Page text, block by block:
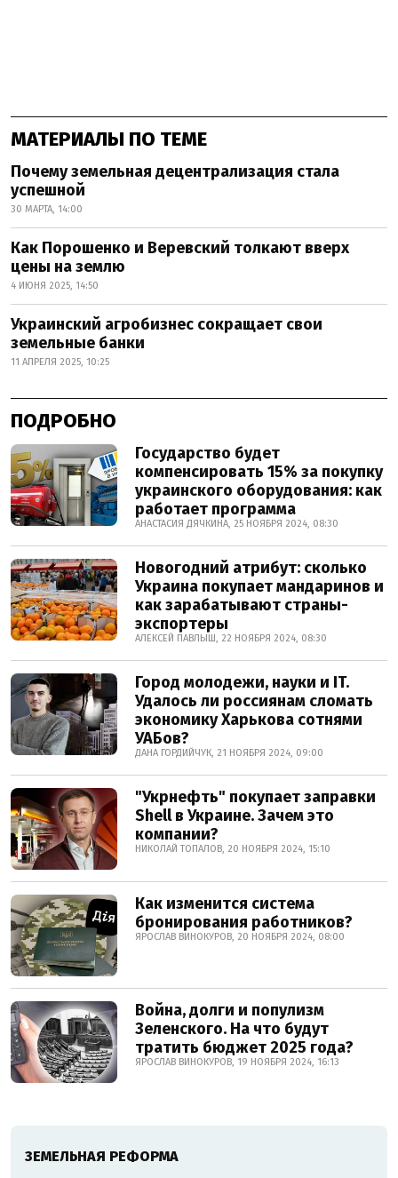
МАТЕРИАЛЫ ПО ТЕМЕ
Почему земельная децентрализация стала
успешной
30 МАРТА, 14:00
Как Порошенко и Веревский толкают вверх
цены на землю
4 ИЮНЯ 2025, 14:50
Украинский агробизнес сокращает свои
земельные банки
11 АПРЕЛЯ 2025, 10:25
ПОДРОБНО
Государство будет
компенсировать 15% за покупку
украинского оборудования: как
работает программа
АНАСТАСИЯ ДЯЧКИНА, 25 НОЯБРЯ 2024, 08:30
Новогодний атрибут: сколько
Украина покупает мандаринов и
как зарабатывают страны-
экспортеры
АЛЕКСЕЙ ПАВЛЫШ, 22 НОЯБРЯ 2024, 08:30
Город молодежи, науки и IT.
Удалось ли россиянам сломать
экономику Харькова сотнями
УАБов?
ДАНА ГОРДИЙЧУК, 21 НОЯБРЯ 2024, 09:00
"Укрнефть" покупает заправки
Shell в Украине. Зачем это
компании?
НИКОЛАЙ ТОПАЛОВ, 20 НОЯБРЯ 2024, 15:10
Как изменится система
бронирования работников?
ЯРОСЛАВ ВИНОКУРОВ, 20 НОЯБРЯ 2024, 08:00
Война, долги и популизм
Зеленского. На что будут
тратить бюджет 2025 года?
ЯРОСЛАВ ВИНОКУРОВ, 19 НОЯБРЯ 2024, 16:13
ЗЕМЕЛЬНАЯ РЕФОРМА